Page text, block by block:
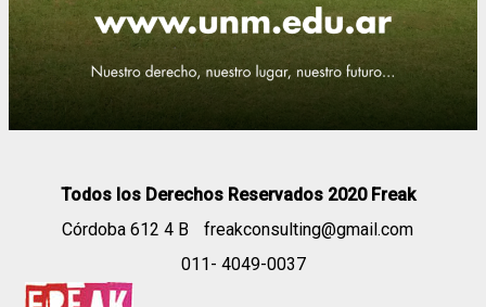
Todos los Derechos Reservados 2020 Freak
Córdoba 612 4 B
freakconsulting@gmail.com
011- 4049-0037